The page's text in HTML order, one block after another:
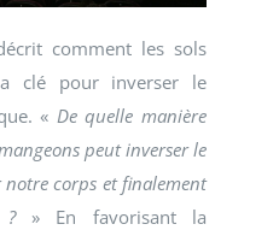
comment les sols
clé pour inverser le
« De quelle manière
peut inverser le
notre corps et finalement
» En favorisant la